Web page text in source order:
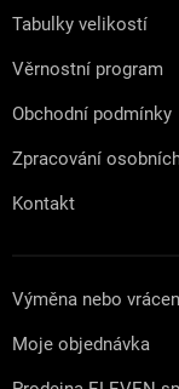
Tabulky velikostí
Věrnostní program
Obchodní podmínky
Zpracování
Kontakt
Výměna nebo
Moje objednávka